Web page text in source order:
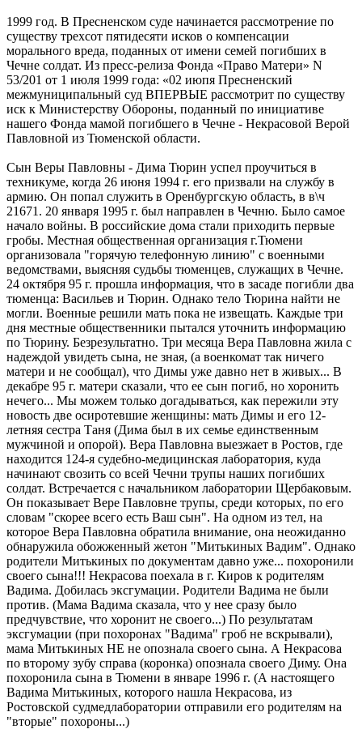
1999 год. В Пресненском суде начинается рассмотрение по
существу трехсот пятидесяти исков о компенсации
морального вреда, поданных от имени семей погибших в
Чечне солдат. Из пресс-релиза Фонда «Право Матери» N
53/201 от 1 июля 1999 года: «02 июпя Пресненский
межмуниципальный суд ВПЕРВЫЕ рассмотрит по существу
иск к Министерству Обороны, поданный по инициативе
нашего Фонда мамой погибшего в Чечне - Некрасовой Верой
Павловной из Тюменской области.
Сын Веры Павловны - Дима Тюрин успел проучиться в
техникуме, когда 26 июня 1994 г. его призвали на службу в
армию. Он попал служить в Оренбургскую область, в в\ч
21671. 20 января 1995 г. был направлен в Чечню. Было самое
начало войны. В российские дома стали приходить первые
гробы. Местная общественная организация г.Тюмени
организовала "горячую телефонную линию" с военными
ведомствами, выясняя судьбы тюменцев, служащих в Чечне.
24 октября 95 г. прошла информация, что в засаде погибли два
тюменца: Васильев и Тюрин. Однако тело Тюрина найти не
могли. Военные решили мать пока не извещать. Каждые три
дня местные общественники пытался уточнить информацию
по Тюрину. Безрезультатно. Три месяца Вера Павловна жила с
надеждой увидеть сына, не зная, (а военкомат так ничего
матери и не сообщал), что Димы уже давно нет в живых... В
декабре 95 г. матери сказали, что ее сын погиб, но хоронить
нечего... Мы можем только догадываться, как пережили эту
новость две осиротевшие женщины: мать Димы и его 12-
летняя сестра Таня (Дима был в их семье единственным
мужчиной и опорой). Вера Павловна выезжает в Ростов, где
находится 124-я судебно-медицинская лаборатория, куда
начинают свозить со всей Чечни трупы наших погибших
солдат. Встречается с начальником лаборатории Щербаковым.
Он показывает Вере Павловне трупы, среди которых, по его
словам "скорее всего есть Ваш сын". На одном из тел, на
которое Вера Павловна обратила внимание, она неожиданно
обнаружила обожженный жетон "Митькиных Вадим". Однако
родители Митькиных по документам давно уже... похоронили
своего сына!!! Некрасова поехала в г. Киров к родителям
Вадима. Добилась эксгумации. Родители Вадима не были
против. (Мама Вадима сказала, что у нее сразу было
предчувствие, что хоронит не своего...) По результатам
эксгумации (при похоронах "Вадима" гроб не вскрывали),
мама Митькиных НЕ не опознала своего сына. А Некрасова
по второму зубу справа (коронка) опознала своего Диму. Она
похоронила сына в Тюмени в январе 1996 г. (А настоящего
Вадима Митькиных, которого нашла Некрасова, из
Ростовской судмедлаборатории отправили его родителям на
"вторые" похороны...)